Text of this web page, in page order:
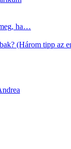
ha…
(Három tipp az